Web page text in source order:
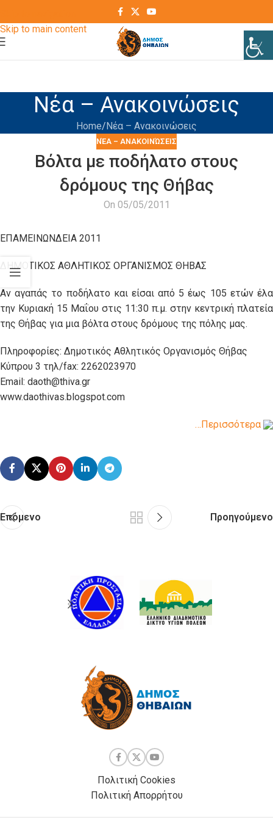
Skip to main content
Νέα – Ανακοινώσεις
Home Νέα – Ανακοινώσεις
ΝΈΑ – ΑΝΑΚΟΙΝΏΣΕΙΣ
Βόλτα με ποδήλατο στους
δρόμους της Θήβας
On 05/05/2011
ΕΠΑΜΕΙΝΩΝΔΕΙΑ 2011
ΔΗΜΟΤΙΚΟΣ ΑΘΛΗΤΙΚΟΣ ΟΡΓΑΝΙΣΜΟΣ ΘΗΒΑΣ
Αν αγαπάς το ποδήλατο και είσαι από 5 έως 105 ετών έλα
την Κυριακή 15 Μαΐου στις 11:30 π.μ. στην κεντρική πλατεία
της Θήβας για μια βόλτα στους δρόμους της πόλης μας.
Πληροφορίες: Δημοτικός Αθλητικός Οργανισμός Θήβας
Κύπρου 3 τηλ/fax: 2262023970
Email: daoth@thiva.gr
www.daothivas.blogspot.com
…Περισσότερα
Επόμενο Προηγούμενο
Πολιτική Cookies
Πολιτική Απορρήτου